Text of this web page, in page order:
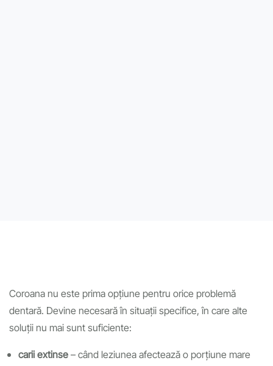
Coroana nu este prima opțiune pentru orice problemă
dentară. Devine necesară în situații specifice, în care alte
soluții nu mai sunt suficiente:
carii extinse– când leziunea afectează o porțiune mare